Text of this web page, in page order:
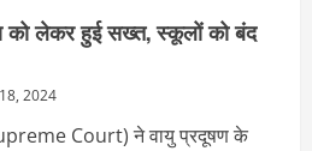
को लेकर हुई सख्त, स्कूलों को बंद
2024
(Supreme Court) ने वायु प्रदूषण के